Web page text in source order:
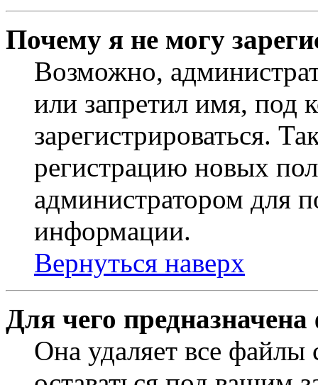
Почему я не могу
Возможно,
или запретил имя, под
зарегистрироваться.
регистрацию новых
администратором для
информации.
Вернуться наверх
Для чего
Она удаляет все файлы